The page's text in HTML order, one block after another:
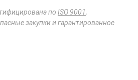
по ISO 9001,
закупки и гарантированное